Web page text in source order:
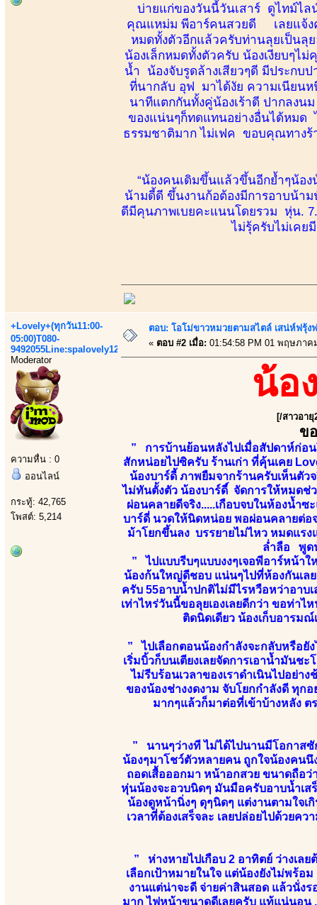
บ่ายแก่ของวันนี้วันเสาร์ ดูไทม์ไล
คุณแหม่ม พีอาร์คนสวยดี เลยแจ้ง
หมดทั้งตัวอีกแล้วครับท่านลุยเป็นลุ
น้องเล็กหมดทั้งตัวครับ น้องเงียบๆไ
น้ำ น้องจับรูดล้างเสียวๆดี มีประกบ
ที่นากลับ อุฟ มาได้งัย ความเนียน
นาทีแตกกันทั้งคู่น้องเร้าดี ปากลงน
ของแน่นๆก็ทดแทนอย่างอื่นได้หมด
ธรรมชาติมาก ไม่เฟค ขอบคุณทาง
“น้องคนเดิมขึ้นแล้วขึ้นอีกย้ำๆน้อง
น้ามดี้ดี ขึ้นงานก้อต้องมีการอาบน้าม
ดีมีคุนภาพเบยคะแนนโดยรวม หุ่
ไม่รุ้ครับไม่เคย
+Lovely+(ทุกวัน11:00-
05:00)T080-
9492055Line:spalovely123
Moderator
ความหื่น : 0
ออนไลน์
กระทู้: 42,765
โพสต์: 5,214
ตอบ: โอโม่ขาวหมวยตามสไตล์ เสน่ห์ฟรุ้ง
« ตอบ #2 เมื่อ: 01:54:58 PM 01 พฤษภาค
น้อ
[/สาวอายุ
ข
” การบ้านย้อนหลังไปเมื่อสัปดาห์ก่อน
สักหน่อยไปซิครับ ร้านเก่า ที่คุ้นเคย
น้องบาร์ดี้ ภาพยืมจากร้านครับเห็นตัว
ไม่ทันตั้งตัว น้องบาร์ดี์ จัดการให้หมดช่
ผ่อนคลายดีจริง.....เกือบจบในห้องน้ำ
บาร์ดี่ นวดให้นิดหน่อย พอผ่อนคลายต่อ
ม้าโยกขึ้นลง บรรยายไม่ไหว หมดแร
ล่ำลือ พูด
” ไปแบบรีบๆแบบงงๆเจอพีอาร์หน้า
น้องก้นใหญ่ดีชอบ แน่นๆไปที่ห้องกันเล
ครับ 55อาบน้ำปกติไม่มีไรหวือหว่าอาบ
เท่าไหร่วันนี้ขอลุยเองเลยดีกว่า ขอท่าไ
ติดนิดเดียว น้องเก็บอารม
” ไปเลือกตอนน้องกำลังจะกลับหรือยั
เริ่มบิ้วก็บนเตียงเลยจัดการเอาน้ำมันช
ไม่รีบร้อนเวลาของเราดำเนินไปอย่า
ของน้องช่างงดงาม จับโยกกำลังดี ทุก
มากๆแล้วก็มาต่อที่เข้าบ้างหลัง
” นานๆว่างที ไม่ได้ไปนานมีโอกาสซั
น้องๆมาโชว์ตัวหลายคน ถูกใจน้องคนนึ
ถอดเสื้อออกมา หน้าอกสวย ขนาดถือ
หุ่นน้องจะอวบนิดๆ มันมือครับอาบน้ำเส
น้องดูหน้านิ่งๆ ดุๆนิดๆ แต่งานตามใจ
เวลาที่ต้องเสร็จละ เลยปล่อยไปด้วย
” ห่างหายไปเกือบ 2 อาทิตย์ ว่างเลย
เลือกเป้าหมายในใจ แต่น้องยังไม่พร้
งานแต่น่าจะดี จ่ายค่าสินสอด แล้วนั่
มาก ไฟหน้าขนาดดีเลยครับ แท้แน่นอน